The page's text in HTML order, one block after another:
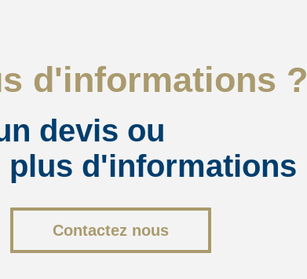
d'informations ?
devis ou
plus d'informations
Contactez nous